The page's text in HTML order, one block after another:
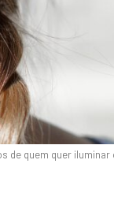
de quem quer iluminar